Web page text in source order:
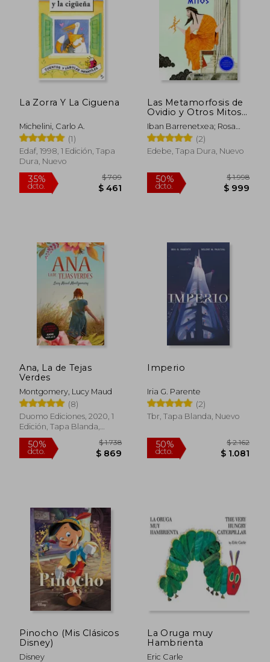
La Zorra Y La Ciguena
Michelini, Carlo A.
(1)
Edaf, 1998, 1 Edición, Tapa
Dura, Nuevo
dcto. $ 461
Las Metamorfosis de
Ovidio y Otros Mitos
(Para Entender la
Mitología Clásica)
Iban Barrenetxea; Rosa
Navarro Durán
(2)
Edebe, Tapa Dura, Nuevo
Ana, La de Tejas
Verdes
Montgomery, Lucy Maud
(8)
Duomo Ediciones, 2020, 1
Edición, Tapa Blanda,
Nuevo
Imperio
Iria G. Parente
(2)
Tbr, Tapa Blanda, Nuevo
Pinocho (Mis Clásicos
Disney)
Disney
La Oruga muy
Hambrienta
Eric Carle